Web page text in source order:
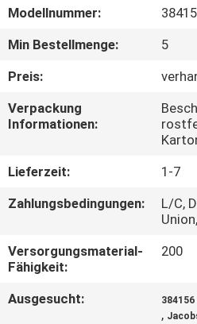
FABRIK-
AUSFLUG
SIE
MIT
IN
Modellnummer:
Min Bestellmenge:
5
Preis:
Verpackung
Informationen:
Lieferzeit:
1-7
Zahlungsbedingungen:
L/C,
Versorgungsmaterial-
Fähigkeit:
200
Ausgesucht:
,